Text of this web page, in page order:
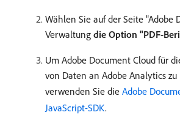
Wählen Sie auf der Seite "Adobe
Verwaltung die Option "PDF-
Um Adobe Document Cloud für
von Daten an Adobe Analytics
verwenden Sie die Adobe
JavaScript-SDK.